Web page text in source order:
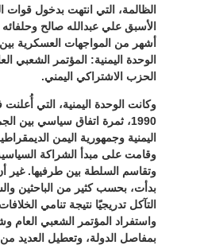
الظالمة، التي انتهت بدخول قوات
الأسبق علي عبدالله صالح
أشهر من المواجهات العسكرية
الوحدة اليمنية: المؤتمر الشعبي
الحزب الاشتراكي اليمني.
1990، ثمرة اتفاق سياسي بين
اليمنية وجمهورية اليمن
وقامت على مبدأ الشراكة
وتقاسم السلطة بين طرفيها. غير
بدأت، بحسب كثير من الباحثين
التآكل تدريجيًا نتيجة تنامي
واستفراد المؤتمر الشعبي العام
بمفاصل الدولة، وتعطيل العديد من